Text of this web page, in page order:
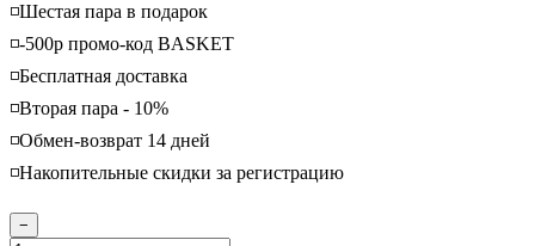
◽️Шестая пара в подарок
◽️-500р промо-код BASKET
◽️Бесплатная доставка
◽️Вторая пара - 10%
◽️Обмен-возврат 14 дней
◽️Накопительные скидки за регистрацию
−